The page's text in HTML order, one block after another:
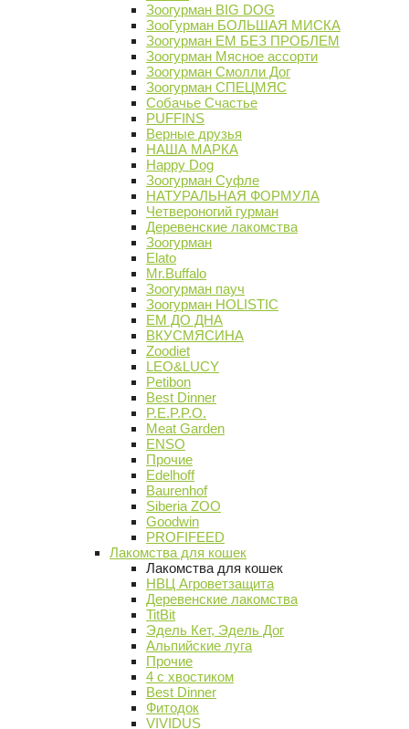
Зоогурман BIG DOG
ЗооГурман БОЛЬШАЯ МИСКА
Зоогурман ЕМ БЕЗ ПРОБЛЕМ
Зоогурман Мясное ассорти
Зоогурман Смолли Дог
Зоогурман СПЕЦМЯС
Собачье Счастье
PUFFINS
Верные друзья
НАША МАРКА
Happy Dog
Зоогурман Суфле
НАТУРАЛЬНАЯ ФОРМУЛА
Четвероногий гурман
Деревенские лакомства
Зоогурман
Elato
Mr.Buffalo
Зоогурман пауч
Зоогурман HOLISTIC
ЕМ ДО ДНА
ВКУСМЯСИНА
Zoodiet
LEO&LUCY
Petibon
Best Dinner
P.E.P.P.O.
Meat Garden
ENSO
Прочие
Edelhoff
Baurenhof
Siberia ZOO
Goodwin
PROFIFEED
Лакомства для кошек
Лакомства для кошек
НВЦ Агроветзащита
Деревенские лакомства
TitBit
Эдель Кет, Эдель Дог
Альпийские луга
Прочие
4 с хвостиком
Best Dinner
Фитодок
VIVIDUS